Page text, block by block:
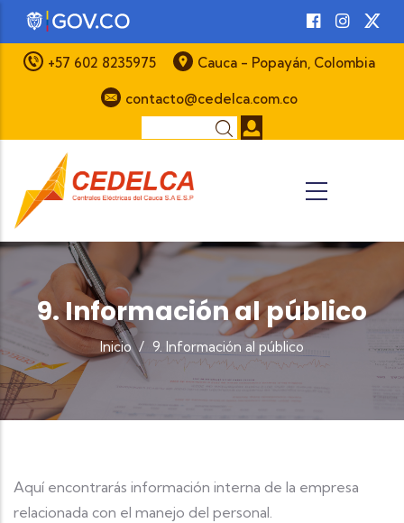
Pasar al contenido principal
+57 602 8235975 Cauca - Popayán, Colombia
contacto@cedelca.com.co
9. Información al público
Inicio / 9. Información al público
Aquí encontrarás información interna de la empresa
relacionada con el manejo del personal.